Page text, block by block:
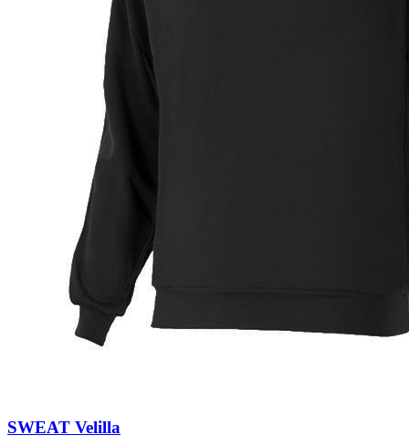
SWEAT Velilla